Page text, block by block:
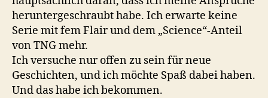
heruntergeschraubt habe. Ich erwarte keine
Serie mit fem Flair und dem „Science“-Anteil
von TNG mehr.
Ich versuche nur offen zu sein für neue
Geschichten, und ich möchte Spaß dabei haben.
Und das habe ich bekommen.